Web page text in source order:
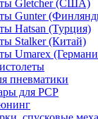
Gletcher (США)
Gunter
Hatsan (Турция)
Stalker (Китай)
Umarex
пневматики
для PCP